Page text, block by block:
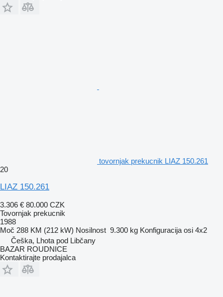
tovornjak prekucnik LIAZ 150.261
20
LIAZ 150.261
3.306 € 80.000 CZK
Tovornjak prekucnik
1988
Moč 288 KM (212 kW) Nosilnost 9.300 kg Konfiguracija osi 4x2
Češka, Lhota pod Libčany
BAZAR ROUDNICE
Kontaktirajte prodajalca